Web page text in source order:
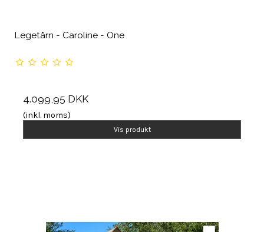
Legetårn - Caroline - One
4.099,95 DKK
(inkl. moms)
Vis produkt